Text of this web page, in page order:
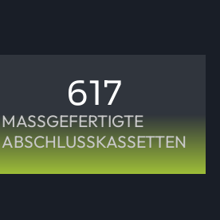
617
MASSGEFERTIGTE
ABSCHLUSSKASSETTEN